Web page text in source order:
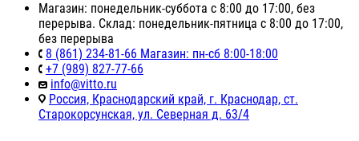
Магазин: понедельник-суббота с 8:00 до 17:00, без
перерыва. Склад: понедельник-пятница с 8:00 до 17:00,
без перерыва
8 (861) 234-81-66 Магазин: пн-сб 8:00-18:00
+7 (989) 827-77-66
info@vitto.ru
Россия, Краснодарский край, г. Краснодар, ст.
Старокорсунская, ул. Северная д. 63/4